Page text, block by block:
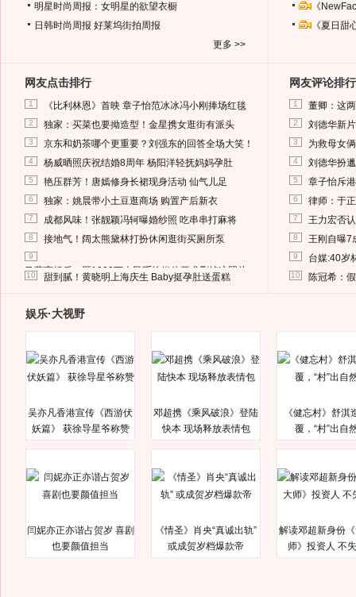
明星时尚周报：女明星的欲望衣橱
日韩时尚周报 好莱坞街拍周报
更多 >>
《
《夏日
网友点击排行
1 《比利林恩》首映 章子怡范冰冰冯小刚捧场红毯
2 独家：买菜也要拗造型！金星携女逛街有派头
3 京东和奶茶哪个更重要？刘强东的回答全场大笑！
4 杨威晒照庆祝结婚8周年 杨阳洋轻抚妈妈孕肚
5 艳压群芳！唐嫣修身长裙现身活动 仙气儿足
6 独家：姚晨带小土豆逛商场 购置产后新衣
7 成都风味！张靓颖冯轲曝婚纱照 吃串串打麻将
8 接地气！阔太熊黛林打扮休闲逛街买厕所泵
9
马蓉离婚后，砸1000万人民币给媒体要求删掉这照片
10 甜到腻！黄晓明上海庆生 Baby挺孕肚送蛋糕
网友评论排行
1 董卿：这
2 刘德华新
3 为救母女
4 刘德华扮
5 章子怡斥
6 律师：于
7 王力宏否
8 王刚自曝7
9 台媒:40岁
10 陈冠希：
娱乐·大视野
吴亦凡香港宣传《西游伏
妖篇》 获徐导星爷称赞
邓超携《乘风破浪》登陆
快本 现场释放表情包
《健忘村》舒淇
覆，“村”出自
闫妮亦正亦谐占贺岁 喜剧
也要颜值担当
《情圣》肖央“真诚出轨”
或成贺岁档爆款帝
解读邓超新身份
师》投资人 不